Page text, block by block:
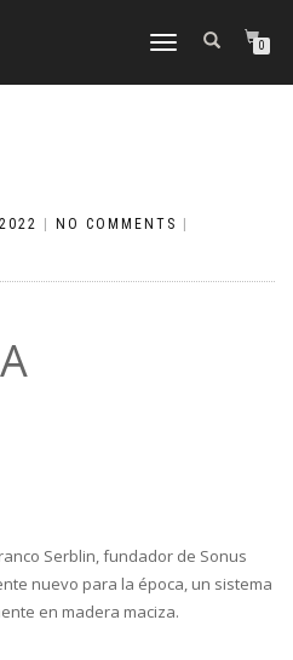
TOGGLE
0
NO COMMENTS
Serblin, fundador de Sonus
nuevo para la época, un sistema
en madera maciza.